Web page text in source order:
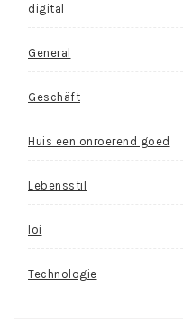
digital
General
Geschäft
Huis een onroerend goed
Lebensstil
loi
Technologie